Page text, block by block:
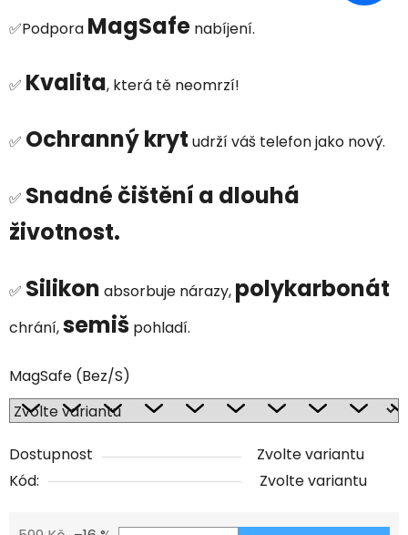
✅Podpora MagSafe nabíjení.
✅ Kvalita, která tě neomrzí!
✅ Ochranný kryt udrží váš telefon jako nový.
✅ Snadné čištění a dlouhá
životnost.
✅ Silikon absorbuje nárazy, polykarbonát
chrání,semiš pohladí.
MagSafe (Bez/S)
Dostupnost
Zvolte variantu
Kód:
Zvolte variantu